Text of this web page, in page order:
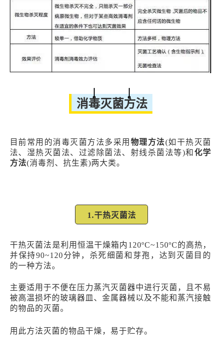
消毒灭菌方法
目前常用的消毒灭菌方法多采用 物理方法(如干热灭菌
法、湿热灭菌法、过滤除菌法、射线杀菌法等)和 化学
方法(消毒剂、抗生素)两大类。
1.干热灭菌法
干热灭菌法是利用恒温干燥箱内120ºC~150ºC的高热，
并保持90~120分钟，杀死细菌和芽孢，达到灭菌目的
的一种方法。
主要适用于不便在压力蒸汽灭菌器中进行灭菌，且不易
被高温损坏的玻璃器皿、金属器械以及不能和蒸汽接触
的物品的灭菌。
用此方法灭菌的物品干燥，易于贮存。